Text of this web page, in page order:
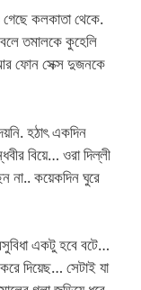
কলকাতা থেকে.
তমালকে কুহেলি
আর ফোন সেক্স দুজনকে
হঠাৎ একদিন
বিয়ে… ওরা দিল্লী
না.. কয়েকদিন ঘুরে
একটু হবে বটে…
দিয়েছ… সেটাই যা